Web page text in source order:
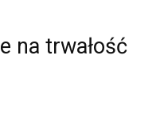
na trwałość